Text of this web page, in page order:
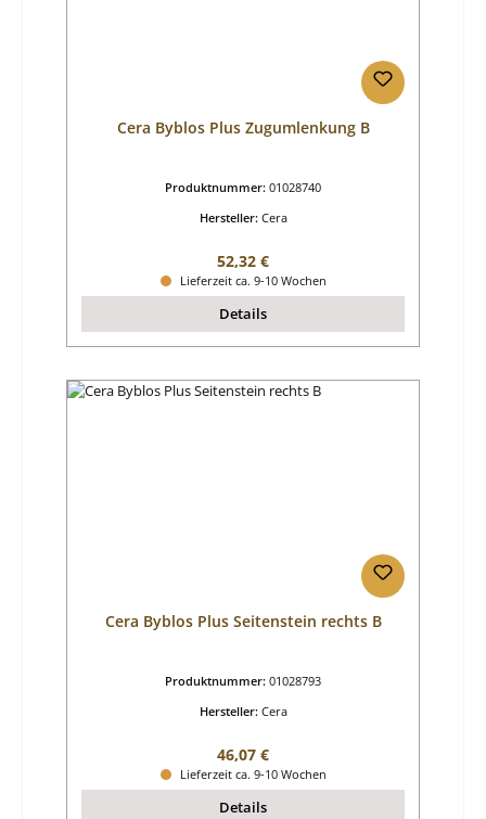
Cera Byblos Plus Zugumlenkung B
Produktnummer: 01028740
Hersteller: Cera
Regulärer Preis:
52,32 €
Lieferzeit ca. 9-10 Wochen
Details
Cera Byblos Plus Seitenstein rechts B
Produktnummer: 01028793
Hersteller: Cera
Regulärer Preis:
46,07 €
Lieferzeit ca. 9-10 Wochen
Details